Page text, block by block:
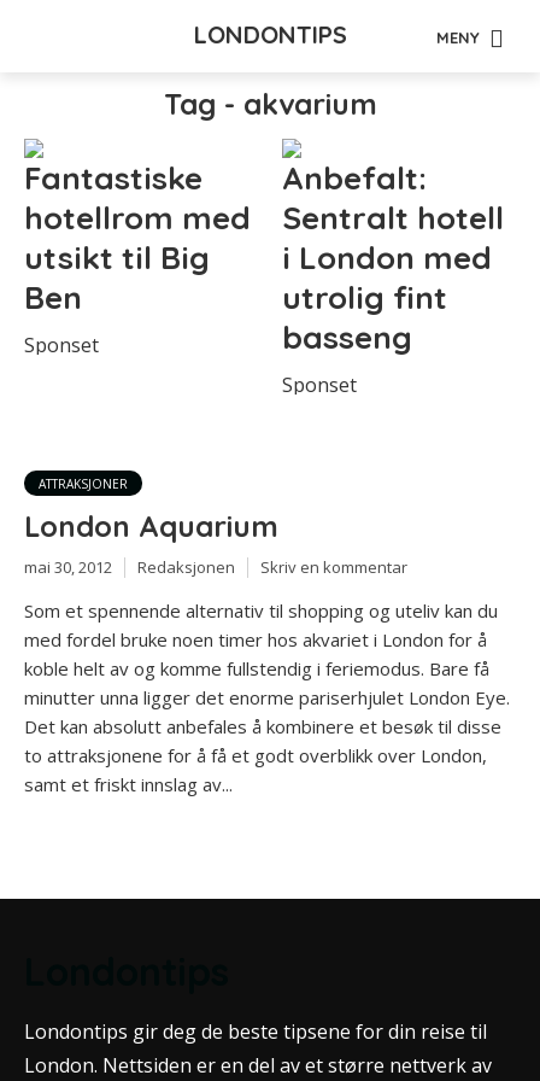
LONDONTIPS MENY
Tag - akvarium
Fantastiske
hotellrom med
utsikt til Big
Ben
Sponset
Anbefalt:
Sentralt hotell
i London med
utrolig fint
basseng
Sponset
ATTRAKSJONER
London Aquarium
mai 30, 2012 Redaksjonen Skriv en kommentar
Som et spennende alternativ til shopping og uteliv kan du
med fordel bruke noen timer hos akvariet i London for å
koble helt av og komme fullstendig i feriemodus. Bare få
minutter unna ligger det enorme pariserhjulet London Eye.
Det kan absolutt anbefales å kombinere et besøk til disse
to attraksjonene for å få et godt overblikk over London,
samt et friskt innslag av...
Londontips gir deg de beste tipsene for din reise til
London. Nettsiden er en del av et større nettverk av